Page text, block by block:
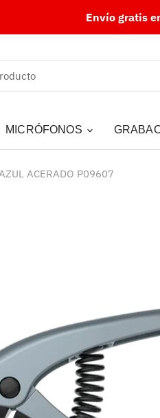
Envío gratis
MICRÓFONOS
ACERADO P09607